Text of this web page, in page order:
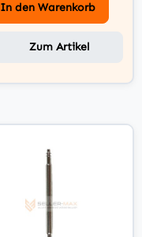
In den Warenkorb
Zum Artikel